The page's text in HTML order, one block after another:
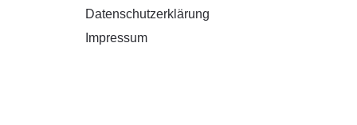
Datenschutzerklärung
Impressum